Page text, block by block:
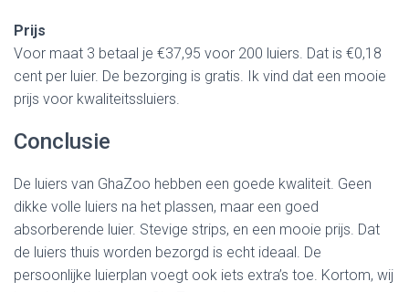
Prijs
Voor maat 3 betaal je €37,95 voor 200 luiers. Dat is €0,18
cent per luier. De bezorging is gratis. Ik vind dat een mooie
prijs voor kwaliteitssluiers.
Conclusie
De luiers van GhaZoo hebben een goede kwaliteit. Geen
dikke volle luiers na het plassen, maar een goed
absorberende luier. Stevige strips, en een mooie prijs. Dat
de luiers thuis worden bezorgd is echt ideaal. De
persoonlijke luierplan voegt ook iets extra’s toe. Kortom, wij